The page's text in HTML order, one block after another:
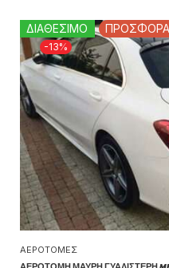
-13%
ΔΙΑΘΕΣΙΜΟ ΠΡΟΣΦΟΡΑ
ΑΕΡΟΤΟΜΈΣ